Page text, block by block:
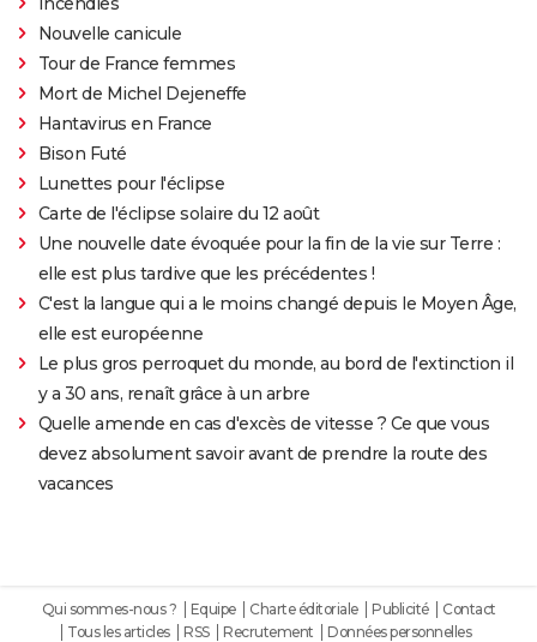
Nouvelle canicule
Tour de France femmes
Mort de Michel Dejeneffe
Hantavirus en France
Bison Futé
Lunettes pour l'éclipse
Carte de l'éclipse solaire du 12 août
Une nouvelle date évoquée pour la fin de la vie sur Terre :
elle est plus tardive que les précédentes !
C'est la langue qui a le moins changé depuis le Moyen Âge,
elle est européenne
Le plus gros perroquet du monde, au bord de l'extinction il
y a 30 ans, renaît grâce à un arbre
Quelle amende en cas d'excès de vitesse ? Ce que vous
devez absolument savoir avant de prendre la route des
vacances
Qui sommes-nous ? Equipe Charte éditoriale Publicité
Contact
Tous les articles
RSS Recrutement Données personnelles